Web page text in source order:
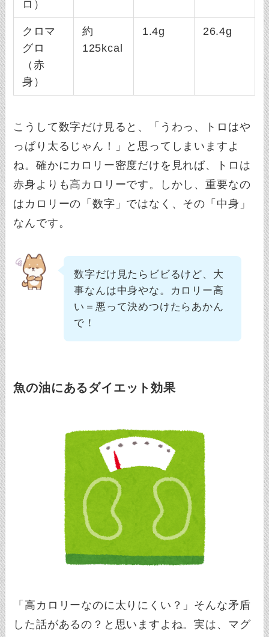
ロ）
クロマ
グロ
（赤
身）
約
125kcal
1.4g 26.4g
こうして数字だけ見ると、「うわっ、トロはや
っぱり太るじゃん！」と思ってしまいますよ
ね。確かにカロリー密度だけを見れば、トロは
赤身よりも高カロリーです。しかし、重要なの
はカロリーの「数字」ではなく、その「中身」
なんです。
数字だけ見たらビビるけど、大
事なんは中身やな。カロリー高
い＝悪って決めつけたらあかん
で！
魚の油にあるダイエット効果
「高カロリーなのに太りにくい？」そんな矛盾
した話があるの？と思いますよね。実は、マグ